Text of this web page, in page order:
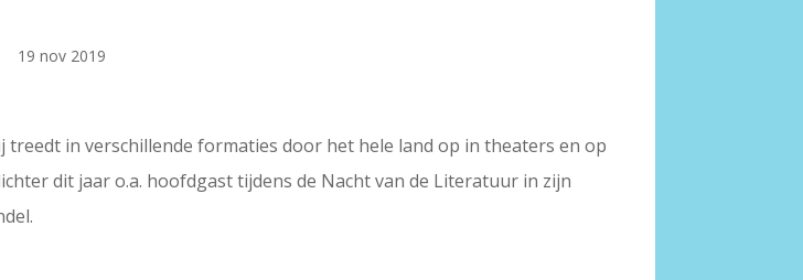
19 nov 2019
treedt in verschillende formaties door het hele land op in theaters en op
dit jaar o.a. hoofdgast tijdens de Nacht van de Literatuur in zijn